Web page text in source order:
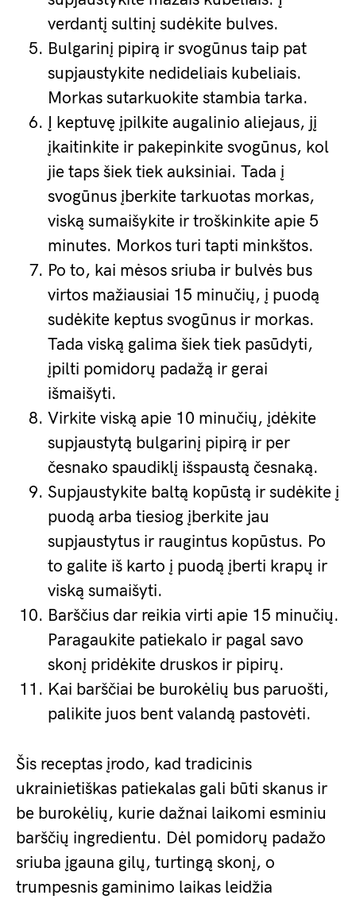
verdantį sultinį sudėkite bulves.
Bulgarinį pipirą ir svogūnus taip pat
supjaustykite nedideliais kubeliais.
Morkas sutarkuokite stambia tarka.
Į keptuvę įpilkite augalinio aliejaus, jį
įkaitinkite ir pakepinkite svogūnus, kol
jie taps šiek tiek auksiniai. Tada į
svogūnus įberkite tarkuotas morkas,
viską sumaišykite ir troškinkite apie 5
minutes. Morkos turi tapti minkštos.
Po to, kai mėsos sriuba ir bulvės bus
virtos mažiausiai 15 minučių, į puodą
sudėkite keptus svogūnus ir morkas.
Tada viską galima šiek tiek pasūdyti,
įpilti pomidorų padažą ir gerai
išmaišyti.
Virkite viską apie 10 minučių, įdėkite
supjaustytą bulgarinį pipirą ir per
česnako spaudiklį išspaustą česnaką.
Supjaustykite baltą kopūstą ir sudėkite į
puodą arba tiesiog įberkite jau
supjaustytus ir raugintus kopūstus. Po
to galite iš karto į puodą įberti krapų ir
viską sumaišyti.
Barščius dar reikia virti apie 15 minučių.
Paragaukite patiekalo ir pagal savo
skonį pridėkite druskos ir pipirų.
Kai barščiai be burokėlių bus paruošti,
palikite juos bent valandą pastovėti.
Šis receptas įrodo, kad tradicinis
ukrainietiškas patiekalas gali būti skanus ir
be burokėlių, kurie dažnai laikomi esminiu
barščių ingredientu. Dėl pomidorų padažo
sriuba įgauna gilų, turtingą skonį, o
trumpesnis gaminimo laikas leidžia